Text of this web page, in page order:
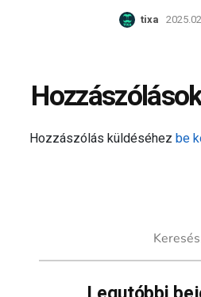
tixa
Hozzászólás küldéséhezbe